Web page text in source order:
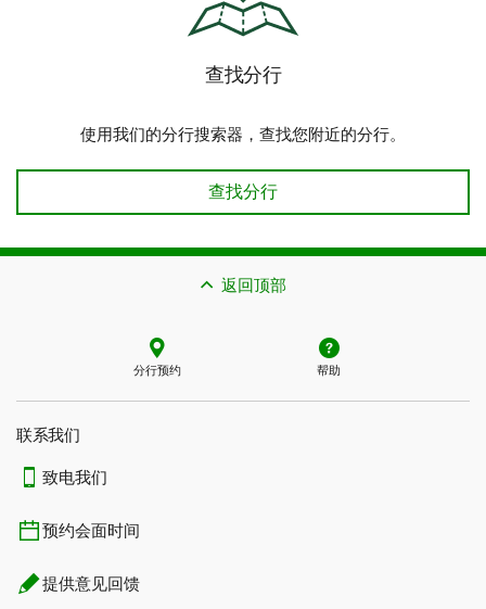
查找分行
使用我们的分行搜索器，查找您附近的分行。
查找分行
查找分行
返回顶部
分行预约 帮助
联系我们​​​​​​​
致电我们
预约会面时间
提供意见回馈